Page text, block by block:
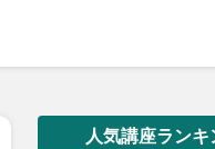
人気講座ラン